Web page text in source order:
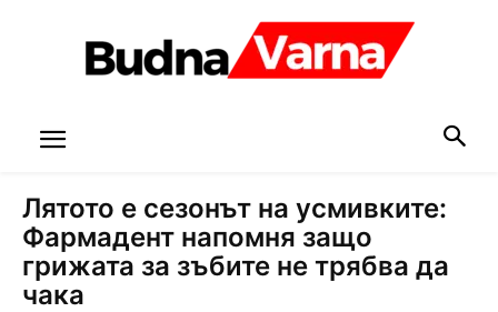
Лятото е сезонът на усмивките:
Фармадент напомня защо
грижата за зъбите не трябва да
чака